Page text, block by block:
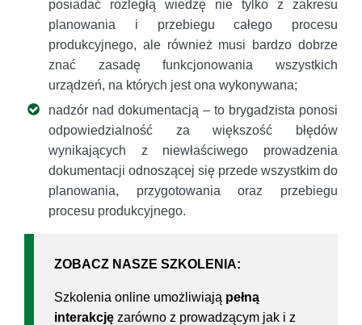
posiadać rozległą wiedzę nie tylko z zakresu
planowania i przebiegu całego procesu
produkcyjnego, ale również musi bardzo dobrze
znać zasadę funkcjonowania wszystkich
urządzeń, na których jest ona wykonywana;
nadzór nad dokumentacją – to brygadzista ponosi
odpowiedzialność za większość błędów
wynikających z niewłaściwego prowadzenia
dokumentacji odnoszącej się przede wszystkim do
planowania, przygotowania oraz przebiegu
procesu produkcyjnego.
ZOBACZ NASZE SZKOLENIA:
Szkolenia online umożliwiają pełną
interakcję zarówno z prowadzącym jak i z